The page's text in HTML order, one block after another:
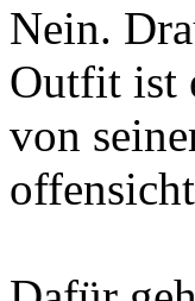
Nein.
Outfit ist
von